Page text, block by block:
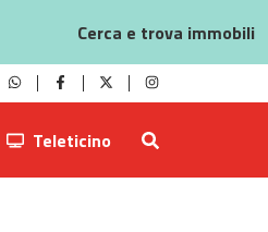
Cerca e trova immobili
Teleticino